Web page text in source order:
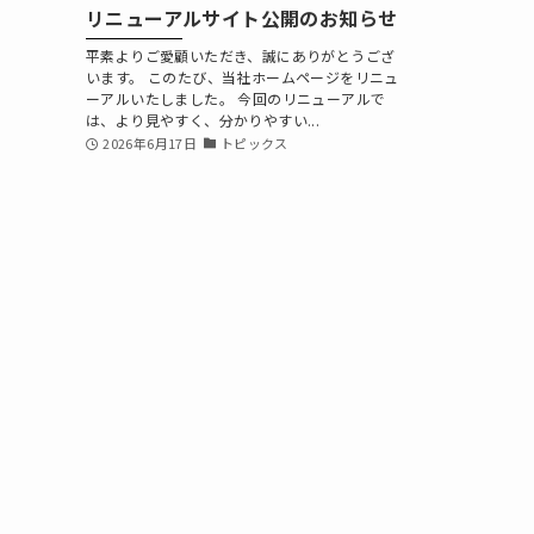
リニューアルサイト公開のお知らせ
平素よりご愛顧いただき、誠にありがとうござ
います。 このたび、当社ホームページをリニュ
ーアルいたしました。 今回のリニューアルで
は、より見やすく、分かりやすい...
2026年6月17日 トピックス